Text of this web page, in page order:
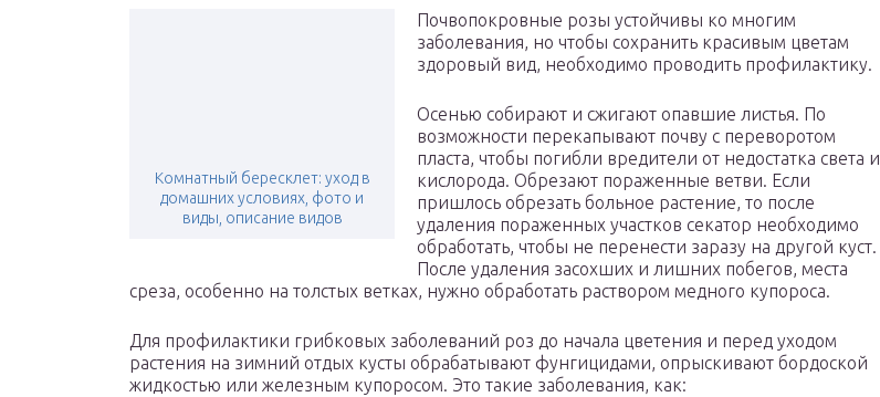
Комнатный бересклет: уход в
домашних условиях, фото и
виды, описание видов
Почвопокровные розы устойчивы ко многим
заболевания, но чтобы сохранить красивым цветам
здоровый вид, необходимо проводить профилактику.
Осенью собирают и сжигают опавшие листья. По
возможности перекапывают почву с переворотом
пласта, чтобы погибли вредители от недостатка света и
кислорода. Обрезают пораженные ветви. Если
пришлось обрезать больное растение, то после
удаления пораженных участков секатор необходимо
обработать, чтобы не перенести заразу на другой куст.
После удаления засохших и лишних побегов, места
среза, особенно на толстых ветках, нужно обработать раствором медного купороса.
Для профилактики грибковых заболеваний роз до начала цветения и перед уходом
растения на зимний отдых кусты обрабатывают фунгицидами, опрыскивают бордоской
жидкостью или железным купоросом. Это такие заболевания, как: